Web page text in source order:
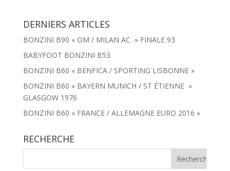
DERNIERS ARTICLES
BONZINI B90 « OM / MILAN AC » FINALE 93
BABYFOOT BONZINI B53
BONZINI B60 « BENFICA / SPORTING LISBONNE »
BONZINI B60 « BAYERN MUNICH / ST ÉTIENNE »
GLASGOW 1976
BONZINI B60 « FRANCE / ALLEMAGNE EURO 2016 »
RECHERCHE